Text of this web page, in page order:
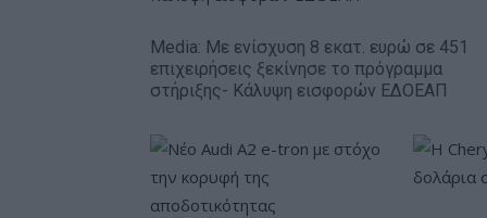
Media: Με ενίσχυση 8 εκατ. ευρώ σε 451
επιχειρήσεις ξεκίνησε το πρόγραμμα
στήριξης- Κάλυψη εισφορών ΕΔΟΕΑΠ